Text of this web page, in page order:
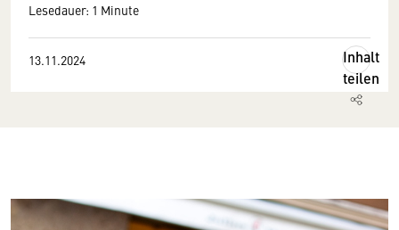
Lesedauer: 1 Minute
13.11.2024
Inhalt
teilen